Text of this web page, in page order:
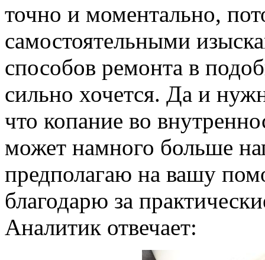
точно и моментально,
самостоятельными
способов ремонта в
сильно хочется. Да и
что копание во
может намного больше
предполагаю на вашу
благодарю за
Аналитик отвечает: